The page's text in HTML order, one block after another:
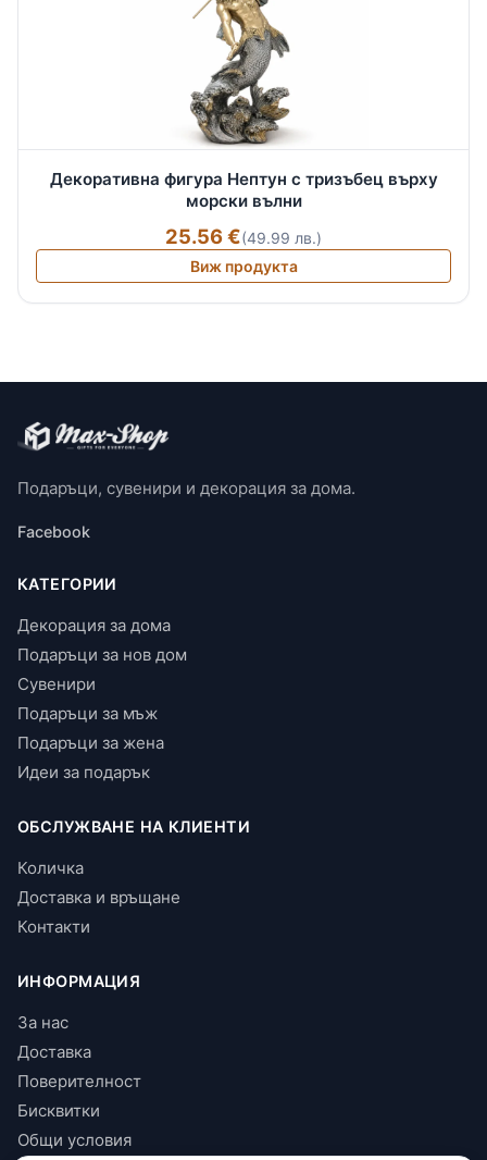
Декоративна фигура Нептун с тризъбец върху
морски вълни
25.56 €(49.99 лв.)
Виж продукта
Подаръци, сувенири и декорация за дома.
Facebook
КАТЕГОРИИ
Декорация за дома
Подаръци за нов дом
Сувенири
Подаръци за мъж
Подаръци за жена
Идеи за подарък
ОБСЛУЖВАНЕ НА КЛИЕНТИ
Количка
Доставка и връщане
Контакти
ИНФОРМАЦИЯ
За нас
Доставка
Поверителност
Бисквитки
Общи условия